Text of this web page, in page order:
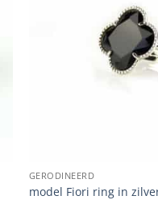
GERODINEERD
model Fiori ring in